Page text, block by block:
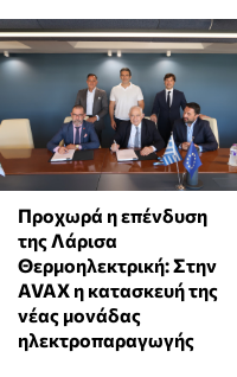
Προχωρά η επένδυση
της Λάρισα
Θερμοηλεκτρική: Στην
AVAX η κατασκευή της
νέας μονάδας
ηλεκτροπαραγωγής